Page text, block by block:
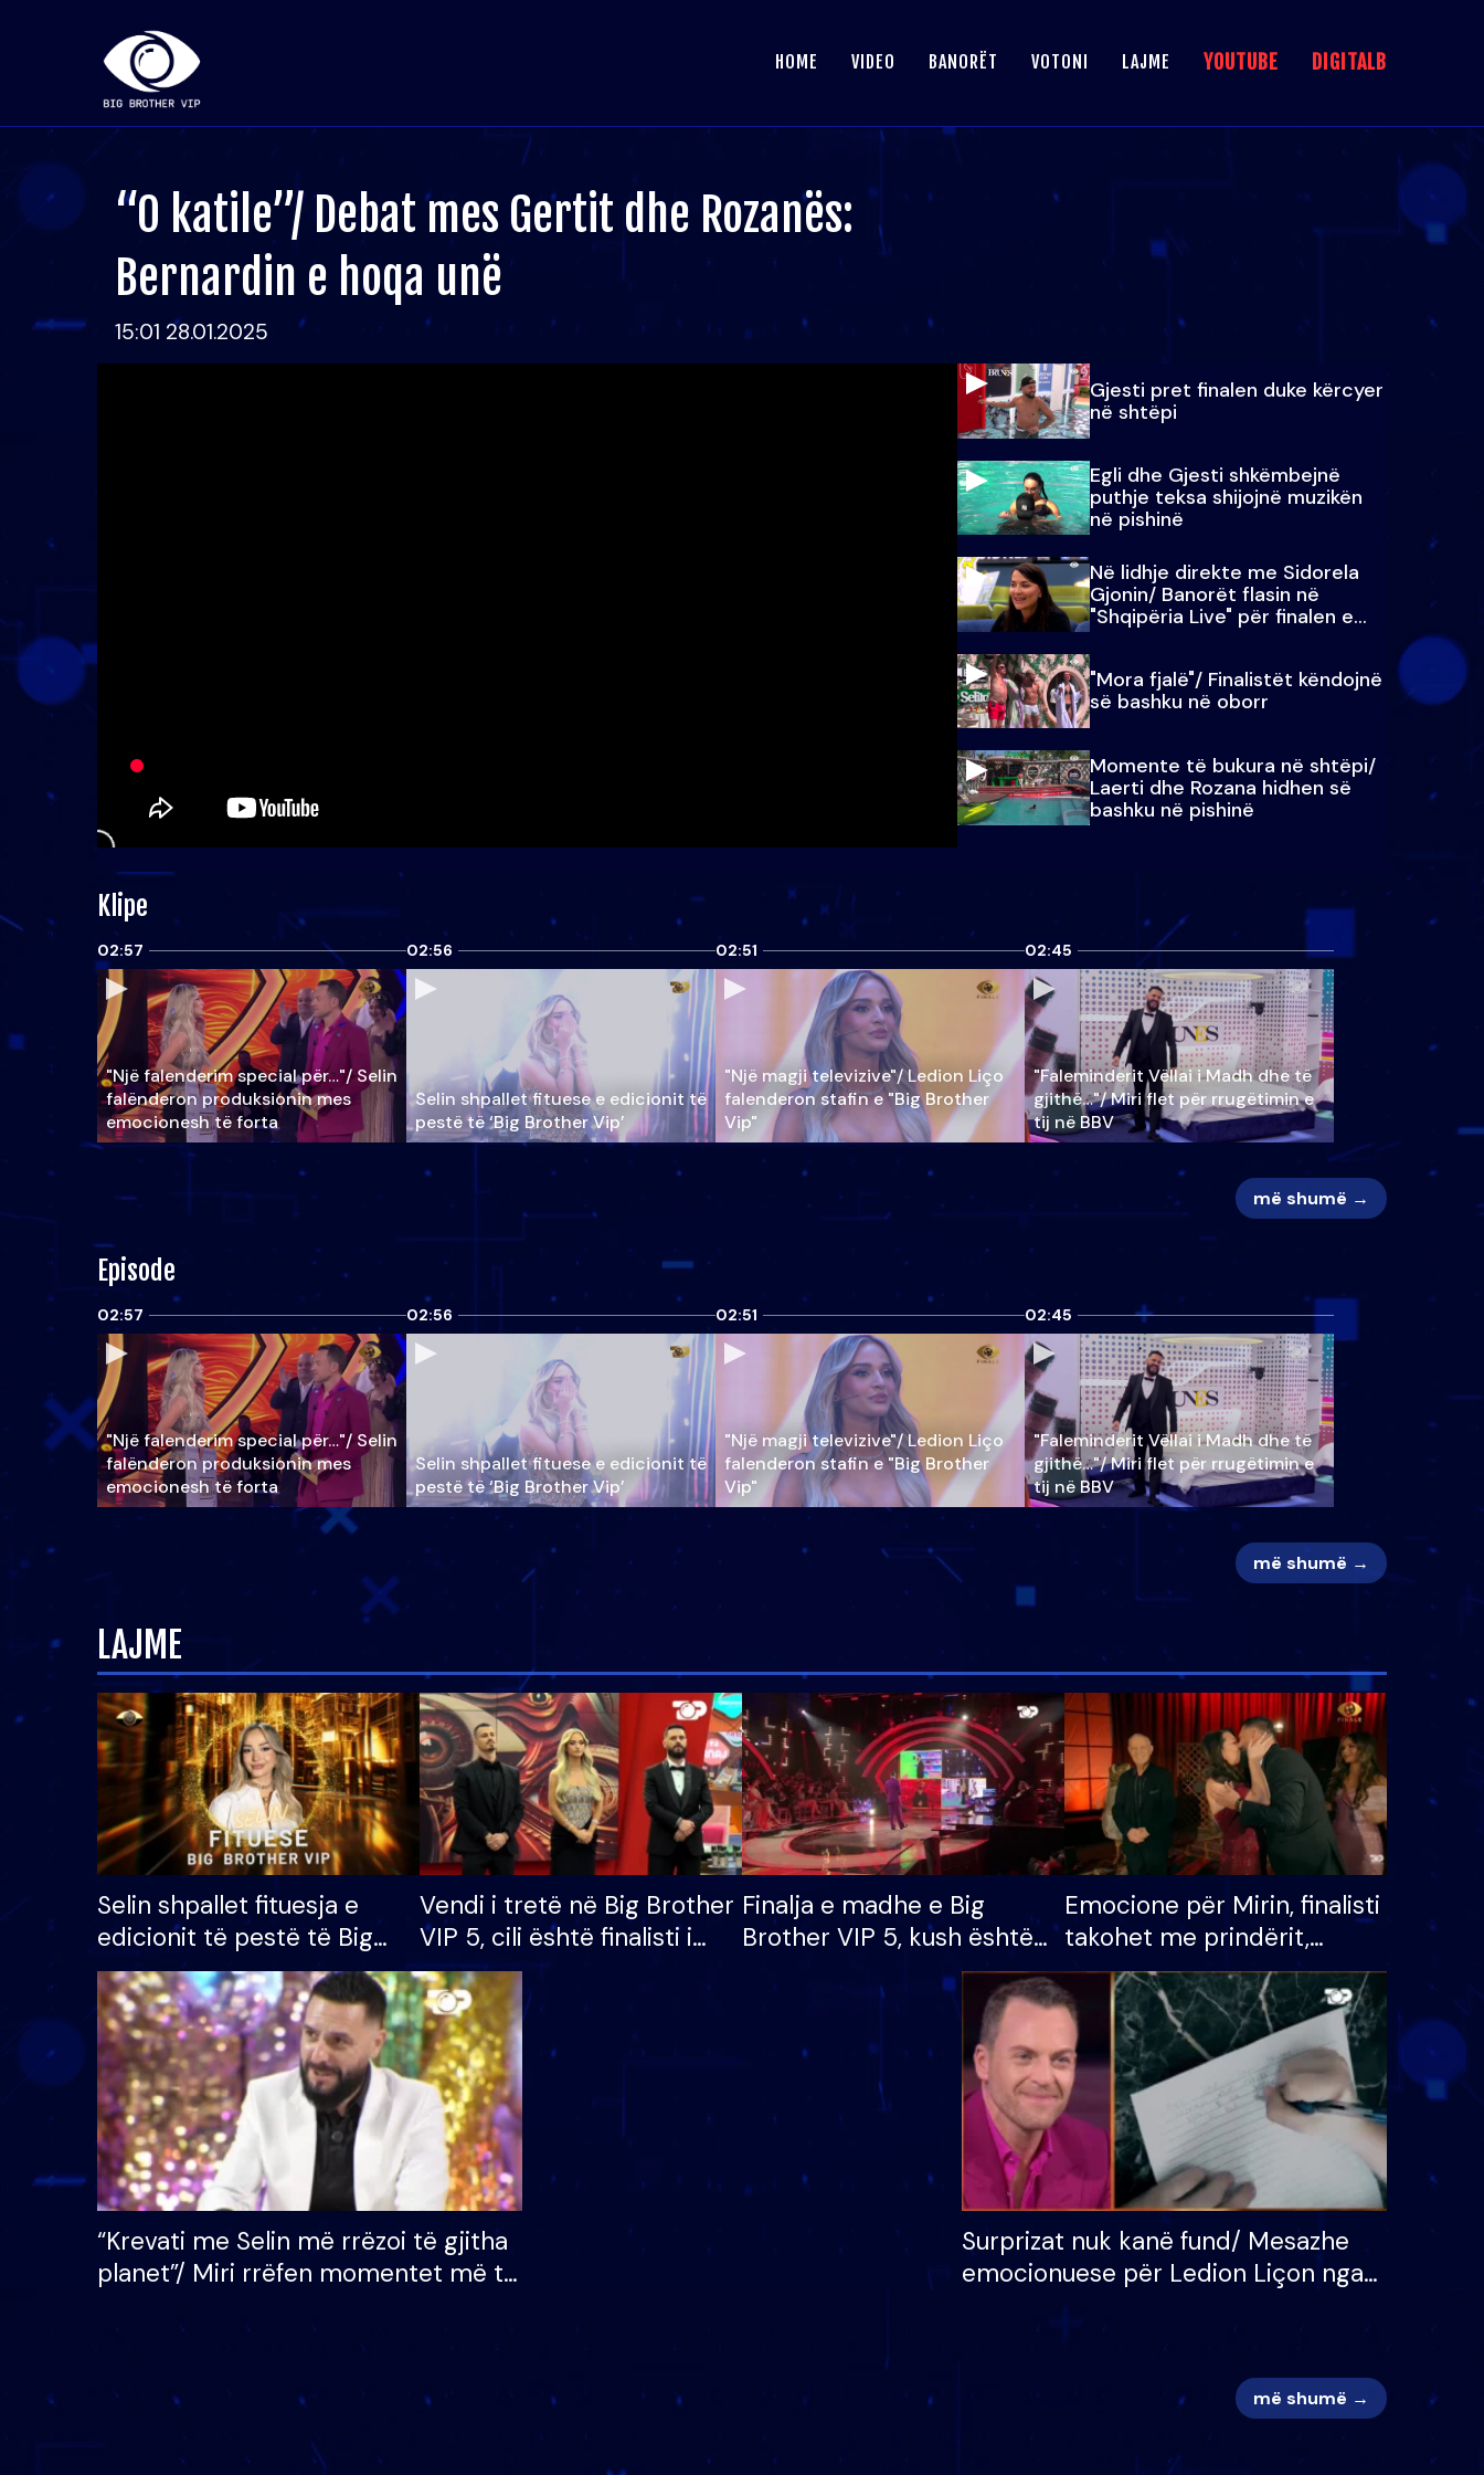
HOME VIDEO BANORËT VOTONI LAJME YOUTUBE DIGITALB
“O katile”/ Debat mes Gertit dhe Rozanës:
Bernardin e hoqa unë
15:01 28.01.2025
Gjesti pret finalen duke kërcyer
në shtëpi
Egli dhe Gjesti shkëmbejnë
puthje teksa shijojnë muzikën
në pishinë
Në lidhje direkte me Sidorela
Gjonin/ Banorët flasin në
"Shqipëria Live" për finalen e
madhe
"Mora fjalë"/ Finalistët këndojnë
së bashku në oborr
Momente të bukura në shtëpi/
Laerti dhe Rozana hidhen së
bashku në pishinë
Klipe
02:57
"Një falenderim special për…"/ Selin
falënderon produksionin mes
emocionesh të forta
02:56
Selin shpallet fituese e edicionit të
pestë të ‘Big Brother Vip’
02:51
"Një magji televizive"/ Ledion Liço
falenderon stafin e "Big Brother
Vip"
02:45
"Faleminderit Vëllai i Madh dhe të
gjithë…"/ Miri flet për rrugëtimin e
tij në BBV
më shumë →
Episode
02:57
"Një falenderim special për…"/ Selin
falënderon produksionin mes
emocionesh të forta
02:56
Selin shpallet fituese e edicionit të
pestë të ‘Big Brother Vip’
02:51
"Një magji televizive"/ Ledion Liço
falenderon stafin e "Big Brother
Vip"
02:45
"Faleminderit Vëllai i Madh dhe të
gjithë…"/ Miri flet për rrugëtimin e
tij në BBV
më shumë →
LAJME
Selin shpallet fituesja e
edicionit të pestë të Big
Brother VIP, rrëmben
çmimin e madh prej 100
mijë eurosh
Vendi i tretë në Big Brother
VIP 5, cili është finalisti i
radhës që lë shtëpinë
Finalja e madhe e Big
Brother VIP 5, kush është
banori i parë që lë shtëpinë
dhe humb mundësinë për
të fituar çmimin e madh
Emocione për Mirin, finalisti
takohet me prindërit,
vajzën dhe bashkëshorten:
S’kemi ndonjë letër divorci
apo jo?
“Krevati me Selin më rrëzoi të gjitha
planet”/ Miri rrëfen momentet më të
mungojë zilja e mëngjesit kur…
Surprizat nuk kanë fund/ Mesazhe
emocionuese për Ledion Liçon nga
më shumë →